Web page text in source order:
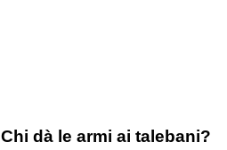
Chi dà le armi ai talebani?